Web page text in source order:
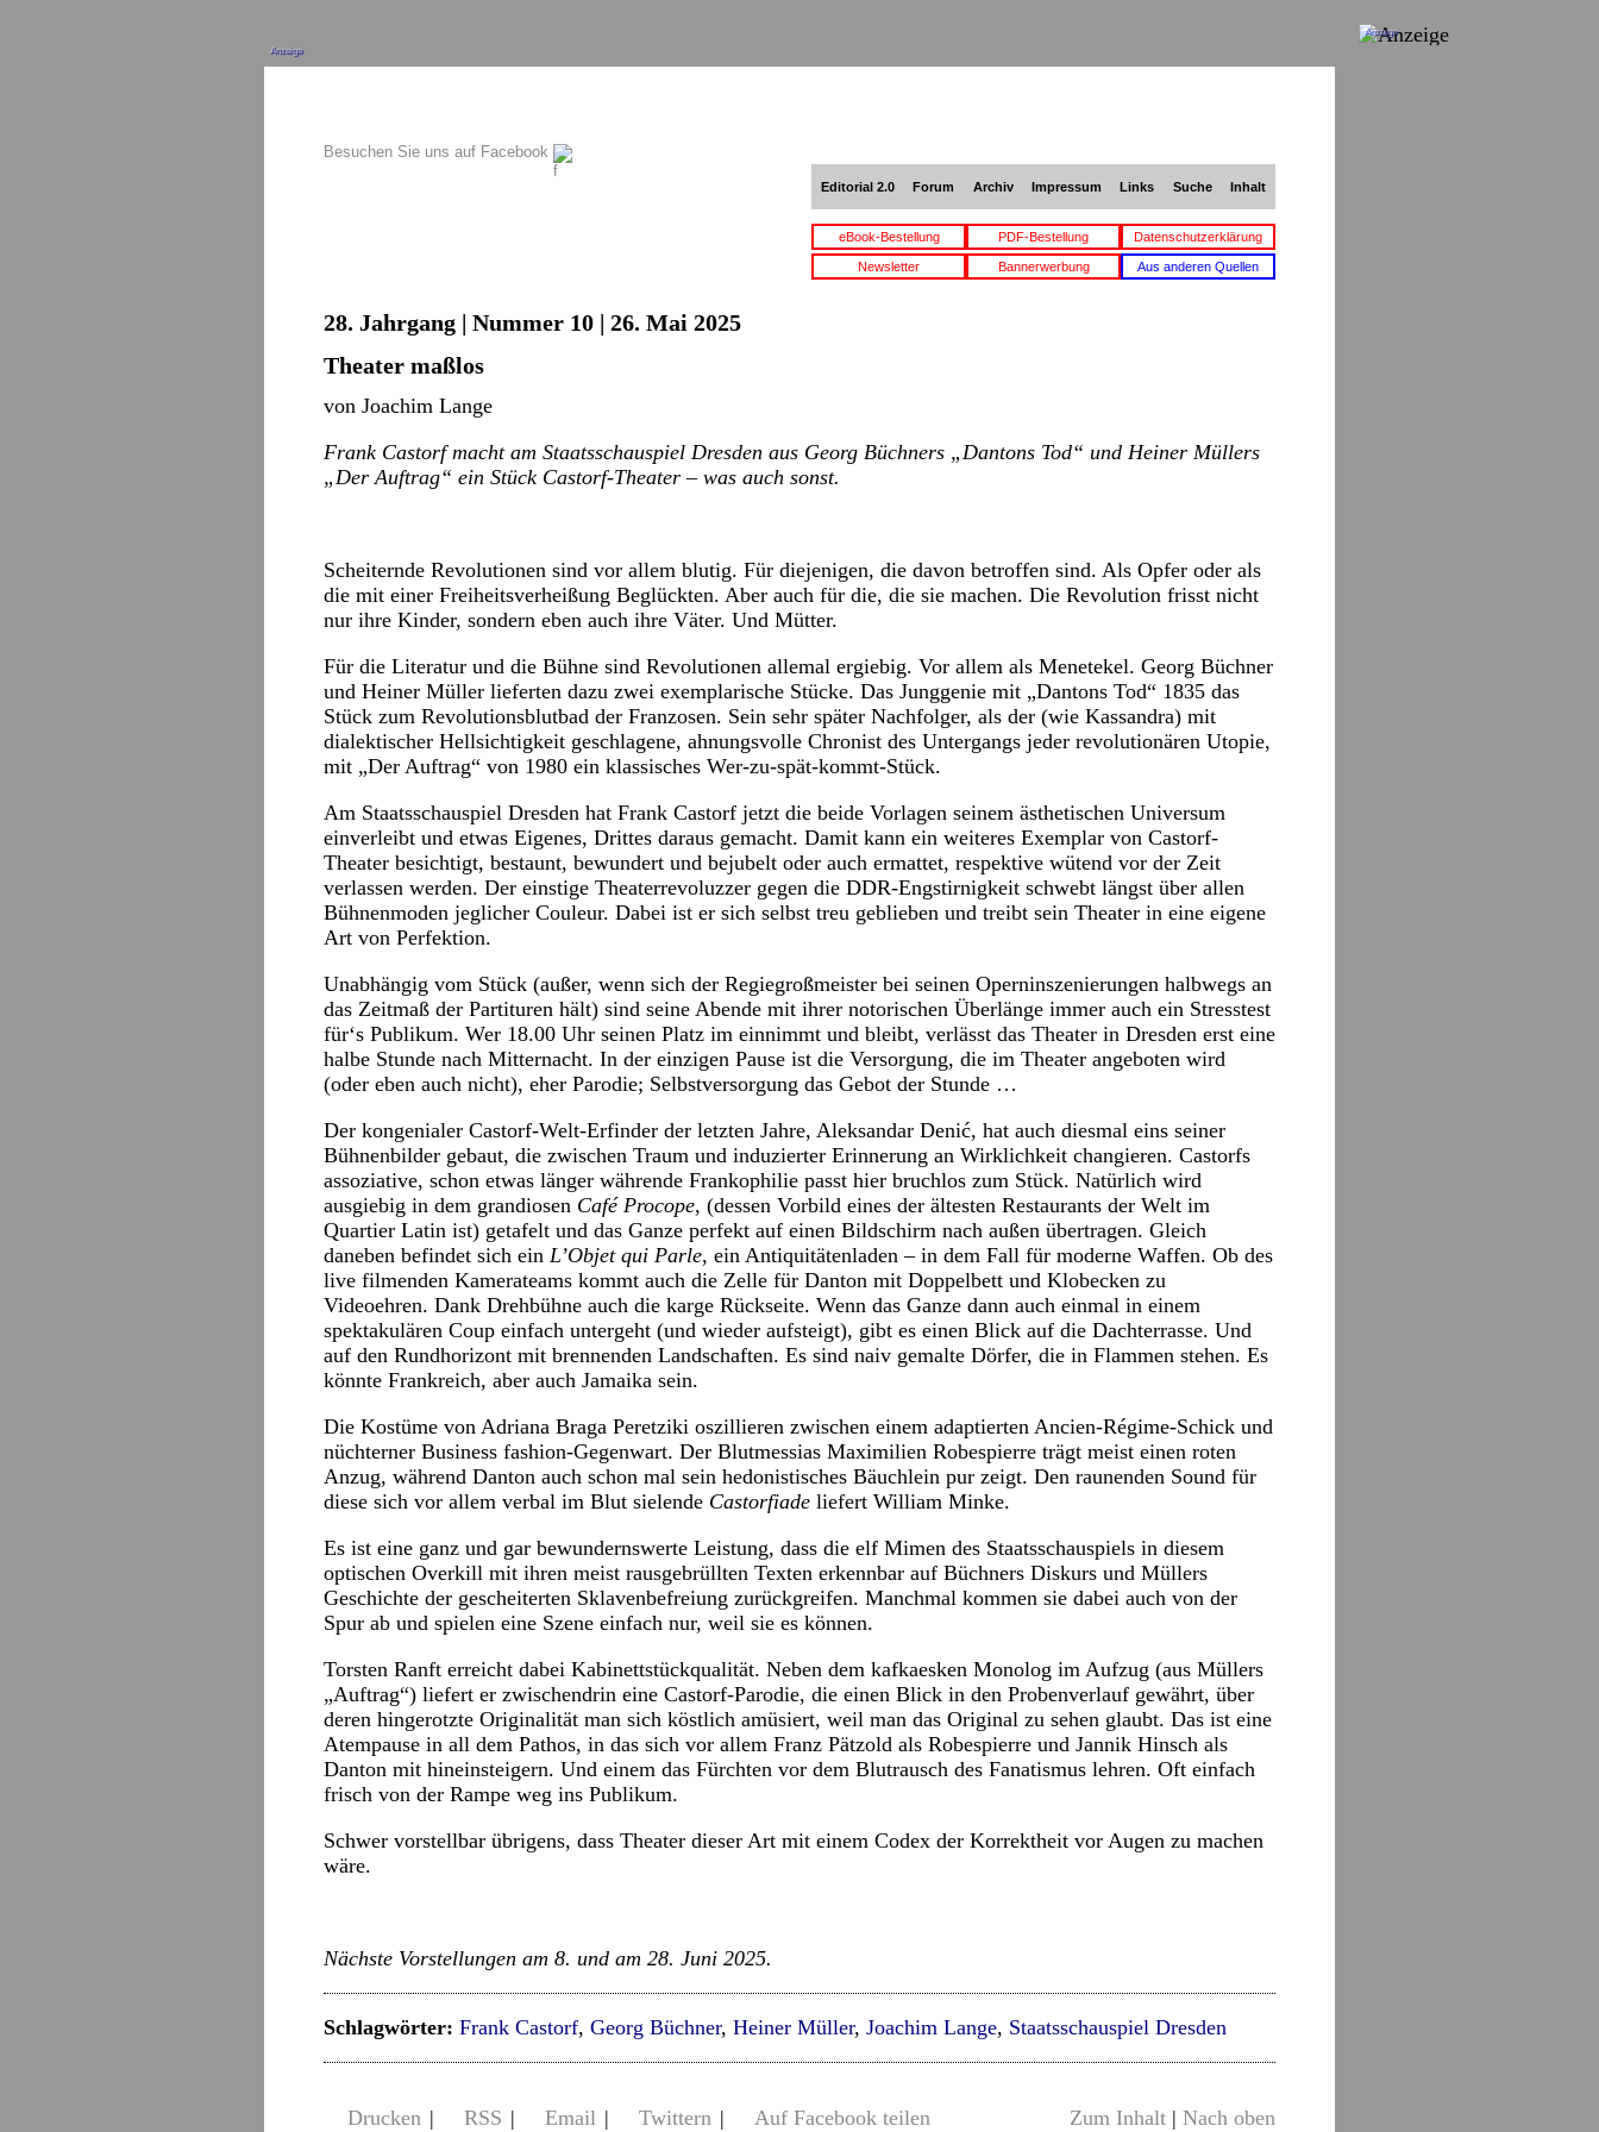
Anzeige
Besuchen Sie uns auf Facebook
Editorial 2.0 Forum Archiv Impressum Links Suche Inhalt
eBook-Bestellung PDF-Bestellung Datenschutzerklärung
Newsletter Bannerwerbung Aus anderen Quellen
28. Jahrgang | Nummer 10 | 26. Mai 2025
Theater maßlos
von Joachim Lange
Frank Castorf macht am Staatsschauspiel Dresden aus Georg Büchners „Dantons Tod“ und Heiner Müllers
„Der Auftrag“ ein Stück Castorf-Theater – was auch sonst.
Scheiternde Revolutionen sind vor allem blutig. Für diejenigen, die davon betroffen sind. Als Opfer oder als
die mit einer Freiheitsverheißung Beglückten. Aber auch für die, die sie machen. Die Revolution frisst nicht
nur ihre Kinder, sondern eben auch ihre Väter. Und Mütter.
Für die Literatur und die Bühne sind Revolutionen allemal ergiebig. Vor allem als Menetekel. Georg Büchner
und Heiner Müller lieferten dazu zwei exemplarische Stücke. Das Junggenie mit „Dantons Tod“ 1835 das
Stück zum Revolutionsblutbad der Franzosen. Sein sehr später Nachfolger, als der (wie Kassandra) mit
dialektischer Hellsichtigkeit geschlagene, ahnungsvolle Chronist des Untergangs jeder revolutionären Utopie,
mit „Der Auftrag“ von 1980 ein klassisches Wer-zu-spät-kommt-Stück.
Am Staatsschauspiel Dresden hat Frank Castorf jetzt die beide Vorlagen seinem ästhetischen Universum
einverleibt und etwas Eigenes, Drittes daraus gemacht. Damit kann ein weiteres Exemplar von Castorf-
Theater besichtigt, bestaunt, bewundert und bejubelt oder auch ermattet, respektive wütend vor der Zeit
verlassen werden. Der einstige Theaterrevoluzzer gegen die DDR-Engstirnigkeit schwebt längst über allen
Bühnenmoden jeglicher Couleur. Dabei ist er sich selbst treu geblieben und treibt sein Theater in eine eigene
Art von Perfektion.
Unabhängig vom Stück (außer, wenn sich der Regiegroßmeister bei seinen Operninszenierungen halbwegs an
das Zeitmaß der Partituren hält) sind seine Abende mit ihrer notorischen Überlänge immer auch ein Stresstest
für‘s Publikum. Wer 18.00 Uhr seinen Platz im einnimmt und bleibt, verlässt das Theater in Dresden erst eine
halbe Stunde nach Mitternacht. In der einzigen Pause ist die Versorgung, die im Theater angeboten wird
(oder eben auch nicht), eher Parodie; Selbstversorgung das Gebot der Stunde …
Der kongenialer Castorf-Welt-Erfinder der letzten Jahre, Aleksandar Denić, hat auch diesmal eins seiner
Bühnenbilder gebaut, die zwischen Traum und induzierter Erinnerung an Wirklichkeit changieren. Castorfs
assoziative, schon etwas länger währende Frankophilie passt hier bruchlos zum Stück. Natürlich wird
ausgiebig in dem grandiosen Café Procope, (dessen Vorbild eines der ältesten Restaurants der Welt im
Quartier Latin ist) getafelt und das Ganze perfekt auf einen Bildschirm nach außen übertragen. Gleich
daneben befindet sich ein L’Objet qui Parle, ein Antiquitätenladen – in dem Fall für moderne Waffen. Ob des
live filmenden Kamerateams kommt auch die Zelle für Danton mit Doppelbett und Klobecken zu
Videoehren. Dank Drehbühne auch die karge Rückseite. Wenn das Ganze dann auch einmal in einem
spektakulären Coup einfach untergeht (und wieder aufsteigt), gibt es einen Blick auf die Dachterrasse. Und
auf den Rundhorizont mit brennenden Landschaften. Es sind naiv gemalte Dörfer, die in Flammen stehen. Es
könnte Frankreich, aber auch Jamaika sein.
Die Kostüme von Adriana Braga Peretziki oszillieren zwischen einem adaptierten Ancien-Régime-Schick und
nüchterner Business fashion-Gegenwart. Der Blutmessias Maximilien Robespierre trägt meist einen roten
Anzug, während Danton auch schon mal sein hedonistisches Bäuchlein pur zeigt. Den raunenden Sound für
diese sich vor allem verbal im Blut sielende Castorfiade liefert William Minke.
Es ist eine ganz und gar bewundernswerte Leistung, dass die elf Mimen des Staatsschauspiels in diesem
optischen Overkill mit ihren meist rausgebrüllten Texten erkennbar auf Büchners Diskurs und Müllers
Geschichte der gescheiterten Sklavenbefreiung zurückgreifen. Manchmal kommen sie dabei auch von der
Spur ab und spielen eine Szene einfach nur, weil sie es können.
Torsten Ranft erreicht dabei Kabinettstückqualität. Neben dem kafkaesken Monolog im Aufzug (aus Müllers
„Auftrag“) liefert er zwischendrin eine Castorf-Parodie, die einen Blick in den Probenverlauf gewährt, über
deren hingerotzte Originalität man sich köstlich amüsiert, weil man das Original zu sehen glaubt. Das ist eine
Atempause in all dem Pathos, in das sich vor allem Franz Pätzold als Robespierre und Jannik Hinsch als
Danton mit hineinsteigern. Und einem das Fürchten vor dem Blutrausch des Fanatismus lehren. Oft einfach
frisch von der Rampe weg ins Publikum.
Schwer vorstellbar übrigens, dass Theater dieser Art mit einem Codex der Korrektheit vor Augen zu machen
wäre.
Nächste Vorstellungen am 8. und am 28. Juni 2025.
Schlagwörter: Frank Castorf, Georg Büchner, Heiner Müller, Joachim Lange, Staatsschauspiel Dresden
Drucken | RSS | Email | Twittern | Auf Facebook teilen Zum Inhalt | Nach oben
Anzeige